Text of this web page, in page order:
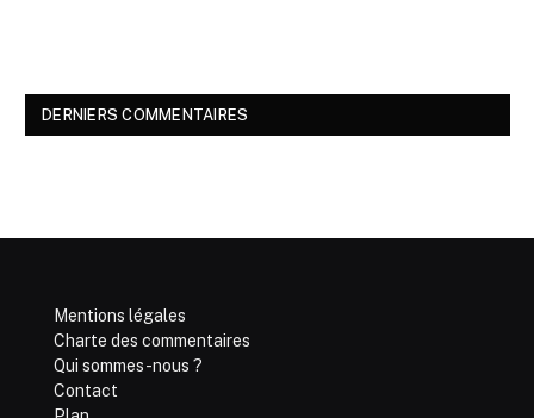
DERNIERS COMMENTAIRES
Mentions légales
Charte des commentaires
Qui sommes-nous ?
Contact